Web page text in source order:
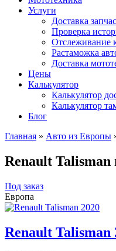
Услуги
Доставка
Проверка
Отслеживание
Растаможка
Доставка
Цены
Калькулятор
Калькулятор
Калькулятор
Блог
Главная » Авто из Европы
Renault
Под заказ
Европа
Renault Talisman